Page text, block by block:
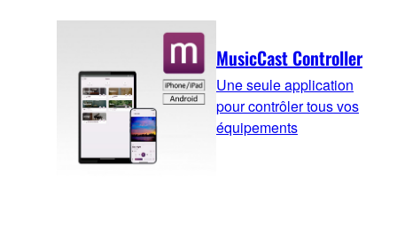
MusicCast Controller
Une seule application
pour contrôler tous vos
équipements